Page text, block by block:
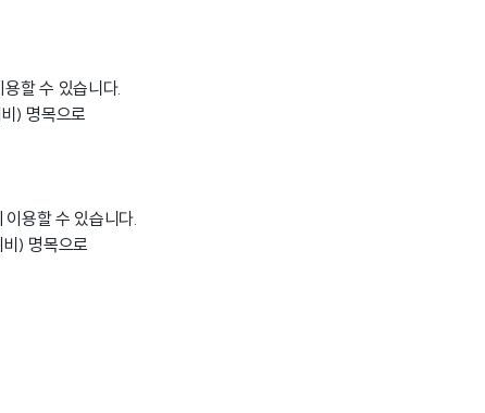
할 수 있습니다.
) 명목으로
용할 수 있습니다.
) 명목으로